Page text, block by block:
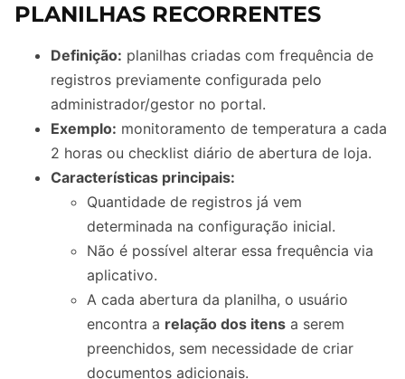
PLANILHAS RECORRENTES
Definição: planilhas criadas com frequência de
registros previamente configurada pelo
administrador/gestor no portal.
Exemplo: monitoramento de temperatura a cada
2 horas ou checklist diário de abertura de loja.
Características principais:
Quantidade de registros já vem
determinada na configuração inicial.
Não é possível alterar essa frequência via
aplicativo.
A cada abertura da planilha, o usuário
encontra a relação dos itens a serem
preenchidos, sem necessidade de criar
documentos adicionais.